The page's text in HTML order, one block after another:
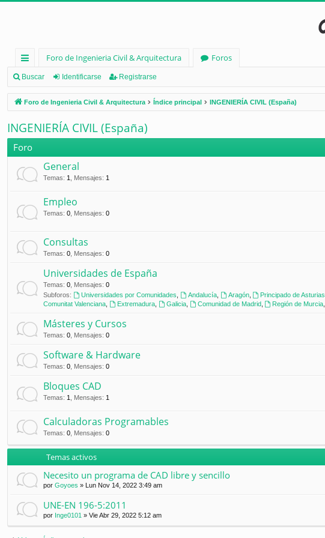
nl
ac
es
rá
pi
d
Foro de Ingenieria Civil & Arquitectura
Foros
Buscar Identificarse Registrarse
Foro de Ingenieria Civil & Arquitectura Índice principal INGENIERÍA CIVIL (España)
INGENIERÍA CIVIL (España)
Foro
General
Temas: 1 Mensajes: 1
Empleo
Temas: 0 Mensajes: 0
Consultas
Temas: 0 Mensajes: 0
Universidades de España
Temas: 0 Mensajes: 0
Subforos:
Universidades por Comunidades Andalucía, Aragón, Principado de Asturias
Comunitat Valenciana
Extremadura, Galicia, Comunidad de Madrid, Región de Murcia
Másteres y Cursos
Temas: 0 Mensajes: 0
Software & Hardware
Temas: 0 Mensajes: 0
Bloques CAD
Temas: 1 Mensajes: 1
Calculadoras Programables
Temas: 0 Mensajes: 0
Temas activos
Necesito un programa de CAD libre y sencillo
por Goyoes » Lun Nov 14, 2022 3:49 am
UNE-EN 196-5:2011
por Inge0101 » Vie Abr 29, 2022 5:12 am